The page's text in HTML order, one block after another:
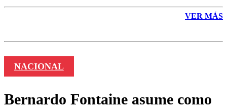
VER MÁS
NACIONAL
Bernardo Fontaine asume como